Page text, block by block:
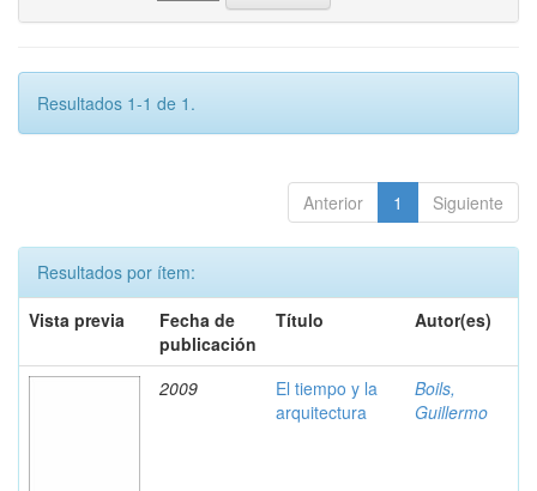
Resultados 1-1 de 1.
Anterior 1 Siguiente
Resultados por ítem:
Vista previa
Fecha de
publicación
Título Autor(es)
2009
El tiempo y la
arquitectura
Boils,
Guillermo